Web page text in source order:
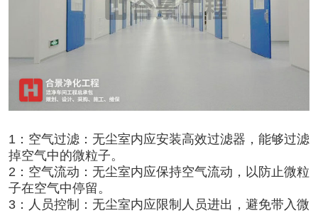
1：空气过滤：无尘室内应安装高效过滤器，能够过滤
掉空气中的微粒子。
2：空气流动：无尘室内应保持空气流动，以防止微粒
子在空气中停留。
3：人员控制：无尘室内应限制人员进出，避免带入微